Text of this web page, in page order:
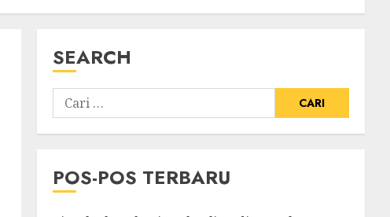
SEARCH
POS-POS TERBARU